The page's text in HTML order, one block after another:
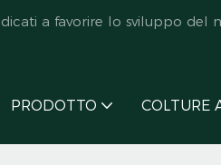
a favorire lo sviluppo del
PRODOTTO COLTURE